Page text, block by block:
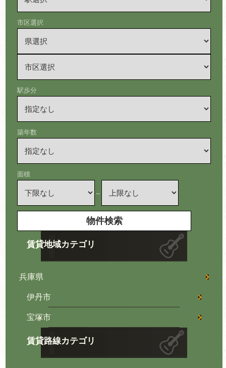
市区選択
駅歩分
築年数
面積
～
賃貸地域カテゴリ
兵庫県
伊丹市
宝塚市
賃貸路線カテゴリ